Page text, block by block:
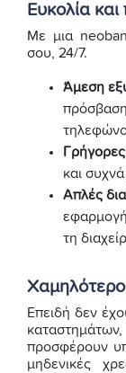
Ευκολία
Με μια
σου, 24/7.
Άμεση
και
Απλές
τη
Επειδή δεν
προσφέρουν
μηδενικές